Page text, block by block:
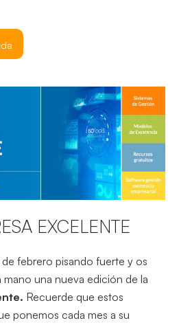
EXCELENTE
febrero pisando fuerte y os
una nueva edición de la
Recuerde que estos
ponemos cada mes a su